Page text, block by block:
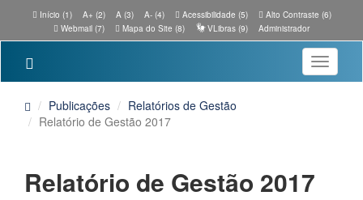
Início (1) A+ (2) A (3) A- (4) Acessibilidade (5)
Alto Contraste (6)
Webmail (7)
Mapa do Site (8) VLibras (9) Administrador
Toggle
Publicações
Relatórios de Gestão
Relatório de Gestão 2017
Relatório de Gestão 2017